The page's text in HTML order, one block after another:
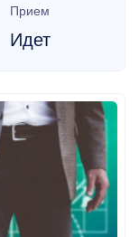
Прием
Идет